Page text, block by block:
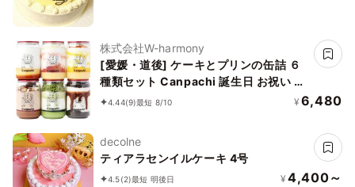
株式会社W-harmony
[愛媛・道後] ケーキとプリンの缶詰 ６
種類セット Canpachi 誕生日 お祝い 夏
ギフト お中元 暑中見舞い 残暑見舞い
4.44(9)最短 8/10 ¥ 6,480
decolne
ティアラセンイルケーキ 4号
4.5(2)最短 明後日 ¥ 4,400～